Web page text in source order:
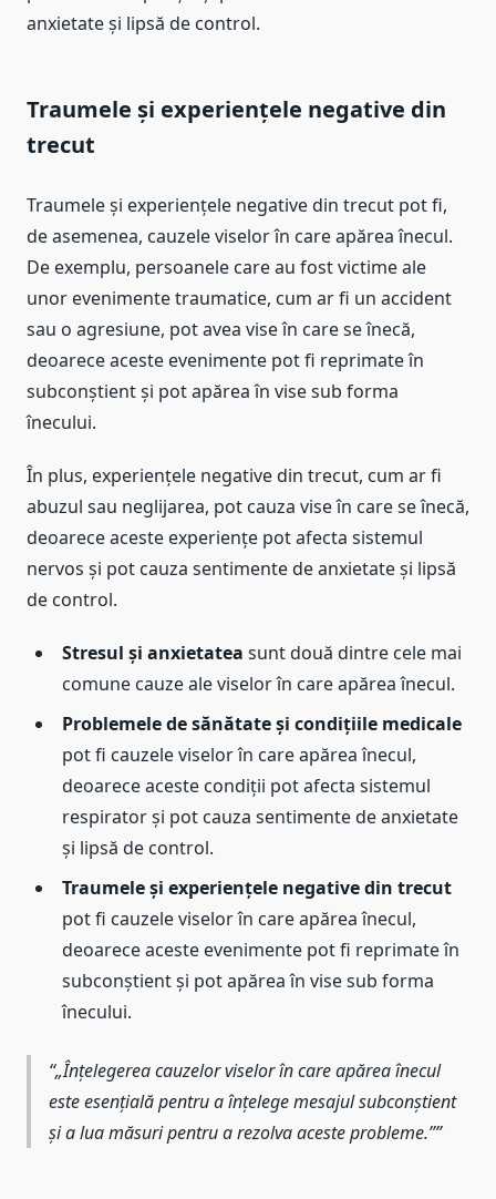
anxietate și lipsă de control.
Traumele și experiențele negative din
trecut
Traumele și experiențele negative din trecut pot fi,
de asemenea, cauzele viselor în care apărea înecul.
De exemplu, persoanele care au fost victime ale
unor evenimente traumatice, cum ar fi un accident
sau o agresiune, pot avea vise în care se înecă,
deoarece aceste evenimente pot fi reprimate în
subconștient și pot apărea în vise sub forma
înecului.
În plus, experiențele negative din trecut, cum ar fi
abuzul sau neglijarea, pot cauza vise în care se înecă,
deoarece aceste experiențe pot afecta sistemul
nervos și pot cauza sentimente de anxietate și lipsă
de control.
Stresul și anxietatea sunt două dintre cele mai
comune cauze ale viselor în care apărea înecul.
Problemele de sănătate și condițiile medicale
pot fi cauzele viselor în care apărea înecul,
deoarece aceste condiții pot afecta sistemul
respirator și pot cauza sentimente de anxietate
și lipsă de control.
Traumele și experiențele negative din trecut
pot fi cauzele viselor în care apărea înecul,
deoarece aceste evenimente pot fi reprimate în
subconștient și pot apărea în vise sub forma
înecului.
„Înțelegerea cauzelor viselor în care apărea înecul
este esențială pentru a înțelege mesajul subconștient
și a lua măsuri pentru a rezolva aceste probleme.”